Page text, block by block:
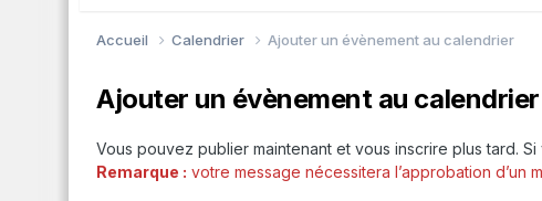
Accueil Calendrier Ajouter un évènement au calendrier
Ajouter un évènement au calendrier
Vous pouvez publier maintenant et vous inscrire plus tard. Si
Remarque : votre message nécessitera l’approbation d’un